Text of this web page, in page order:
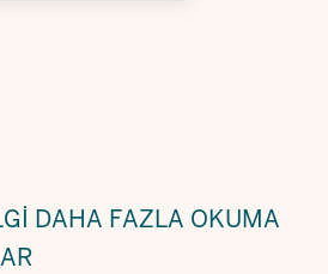
DAHA FAZLA OKUMA